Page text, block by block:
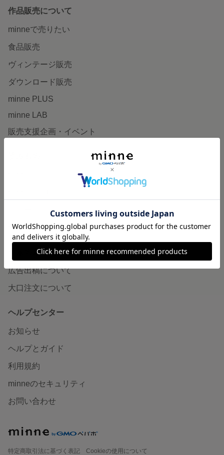
作品販売について
minneで売りたい
食品販売
ヴィンテージ販売
ダウンロード販売
minne PLUS
minne LAB
販売支援企画・イベント
minneとものづくりと
minneの本
企業の方へ
広告出稿について
大口注文について
ヘルプセンター
お知らせ
ヘルプとガイド
利用規約
minneのセキュリティ
お問い合わせ
特定商取引法に基づく表記
Cookieの使用について